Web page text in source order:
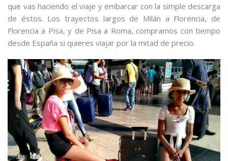
que vas haciendo el viaje y embarcar con la simple descarga
de éstos. Los trayectos largos de Milán a Florencia, de
Florencia a Pisa, y de Pisa a Roma, compramos con tiempo
desde España si quieres viajar por la mitad de precio.